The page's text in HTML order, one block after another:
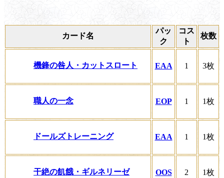
カード名
パッ
ク
コス
ト
枚数
機鋒の咎人・カットスロート EAA 1 3枚
職人の一念 EOP 1 1枚
ドールズトレーニング EAA 1 1枚
干絶の飢餓・ギルネリーゼ OOS 2 1枚